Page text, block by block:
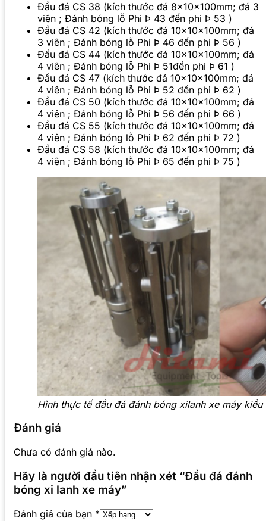
Đầu đá CS 38 (kích thước đá 8x10x100mm; đá 3
viên ; Đánh bóng lỗ Phi Þ 43 đến phi Þ 53 )
Đầu đá CS 42 (kích thước đá 10x10x100mm; đá
3 viên ; Đánh bóng lỗ Phi Þ 46 đến phi Þ 56 )
Đầu đá CS 44 (kích thước đá 10x10x100mm; đá
4 viên ; Đánh bóng lỗ Phi Þ 51đến phi Þ 61 )
Đầu đá CS 47 (kích thước đá 10x10x100mm; đá
4 viên ; Đánh bóng lỗ Phi Þ 52 đến phi Þ 62 )
Đầu đá CS 50 (kích thước đá 10x10x100mm; đá
4 viên ; Đánh bóng lỗ Phi Þ 56 đến phi Þ 66 )
Đầu đá CS 55 (kích thước đá 10x10x100mm; đá
4 viên ; Đánh bóng lỗ Phi Þ 62 đến phi Þ 72 )
Đầu đá CS 58 (kích thước đá 10x10x100mm; đá
4 viên ; Đánh bóng lỗ Phi Þ 65 đến phi Þ 75 )
Hình thực tế đầu đá đánh bóng xilanh xe máy kiểu
Đánh giá
Chưa có đánh giá nào.
Hãy là người đầu tiên nhận xét “Đầu đá đánh
bóng xi lanh xe máy”
Đánh giá của bạn *